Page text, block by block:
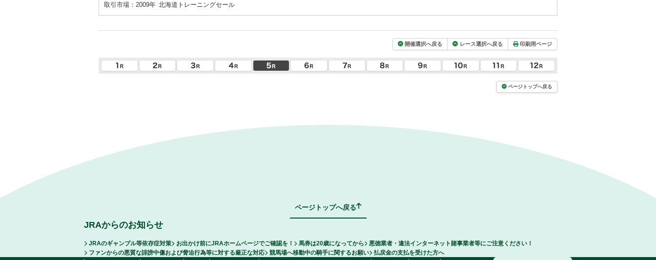
取引市場：2009年 北海道トレーニングセール
開催選択へ戻る レース選択へ戻る 印刷用ページ
ページトップへ戻る
ページトップへ戻る
JRAからのお知らせ
JRAのギャンブル等依存症対策 お出かけ前にJRAホームページでご確認を！ 馬券は20歳になってから
悪徳業者・違法インターネット賭事業者等にご注意ください！
ファンからの悪質な誹謗中傷および脅迫行為等に対する厳正な対応
競馬場へ移動中の騎手に関するお願い 払戻金の支払を受けた方へ